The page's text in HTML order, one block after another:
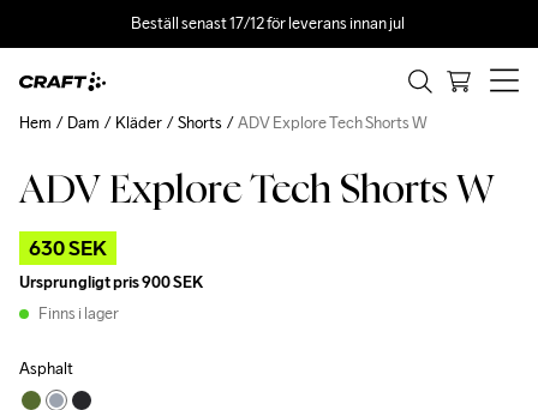
Beställ senast 17/12 för leverans innan jul
ADV Explore Tech Shorts W
630 SEK
Ursprungligt pris900 SEK
Finns i lager
Asphalt
Hem Dam Kläder Shorts ADV Explore Tech Shorts W
Outlet